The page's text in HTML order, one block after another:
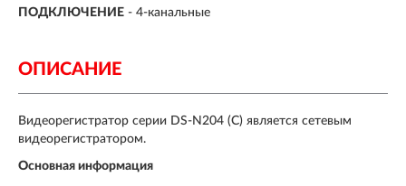
ПОДКЛЮЧЕНИЕ - 4-канальные
ОПИСАНИЕ
Видеорегистратор серии DS-N204 (C) является сетевым
видеорегистратором.
Основная информация